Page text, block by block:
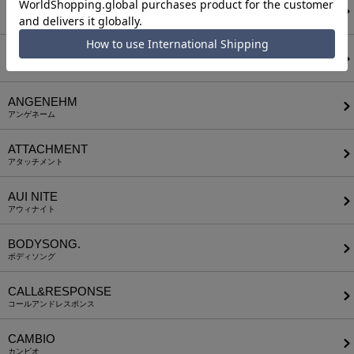
AKM
エーケーエム
a lit r
ANGENEHM
アンゲネーム
ATTACHMENT
アタッチメント
AUI NITE
アウィナイト
BODYSONG.
ボディソング
CALL&RESPONSE
コールアンドレスポンス
CAMBIO
カンビオ